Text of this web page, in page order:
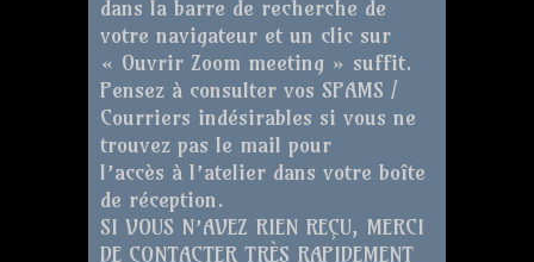
dans la barre de recherche de
votre navigateur et un clic sur
« Ouvrir Zoom meeting » suffit.
Pensez à consulter vos SPAMS /
Courriers indésirables si vous ne
trouvez pas le mail pour
l’accès à l’atelier dans votre boîte
de réception.
SI VOUS N’AVEZ RIEN REÇU, MERCI
DE CONTACTER TRÈS RAPIDEMENT